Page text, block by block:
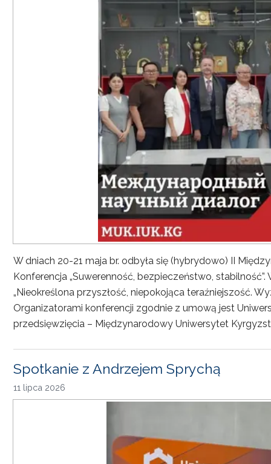
W dniach 20-21 maja br. odbyła się (hybrydowo) II
Konferencja „Suwerenność, bezpieczeństwo,
„Nieokreślona przyszłość, niepokojąca teraźniejszość.
Organizatorami konferencji zgodnie z umową jest
przedsięwzięcia – Międzynarodowy Uniwersytet
Spotkanie z Andrzejem Sprychą
11 lipca 2026